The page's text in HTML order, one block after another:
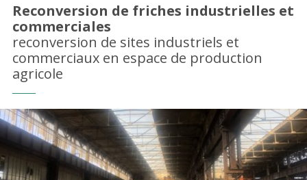
Reconversion de friches industrielles et
commerciales
reconversion de sites industriels et
commerciaux en espace de production
agricole